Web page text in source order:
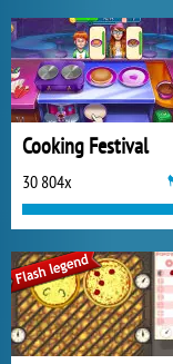
Cooking Festival
30 804x